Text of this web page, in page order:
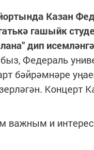
Казан
гашыйк
дип
Федераль
бәйрәмнәре
Концерт
важным и